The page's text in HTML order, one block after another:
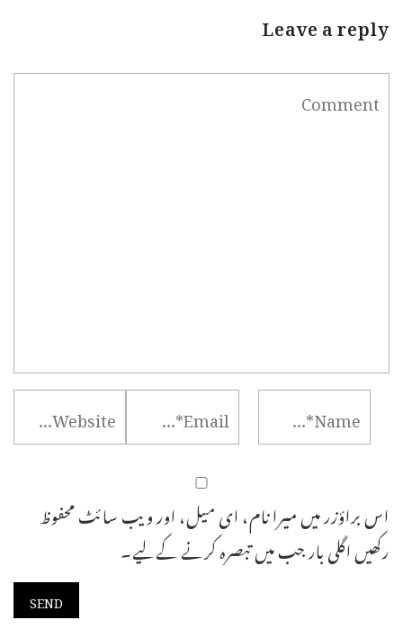
Leave a reply
اس براؤزر میں میرا نام، ای میل، اور ویب سائٹ محفوظ
رکھیں اگلی بار جب میں تبصرہ کرنے کےلیے۔